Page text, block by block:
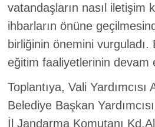
vatandaşların nasıl iletişim
ihbarların önüne
birliğinin önemini vurguladı.
eğitim faaliyetlerinin devam
Toplantıya, Vali
Belediye Başkan
İl Jandarma Komutanı